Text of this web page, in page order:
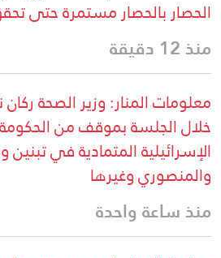
الحصار بالحصار مستمرة حتى
منذ 12 دقيقة
معلومات المنار: وزير الصحة
خلال الجلسة بموقف من الحكومة
الإسرائيلية المتمادية في
والمنصوري وغيرها
منذ ساعة واحدة